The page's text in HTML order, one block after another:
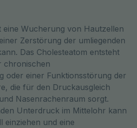
eine Wucherung von Hautzellen
Zerstörung der umliegenden
Das Cholesteatom entsteht
chronischen
oder einer Funktionsstörung der
die für den Druckausgleich
Nasenrachenraum sorgt.
Unterdruck im Mittelohr kann
einziehen und eine